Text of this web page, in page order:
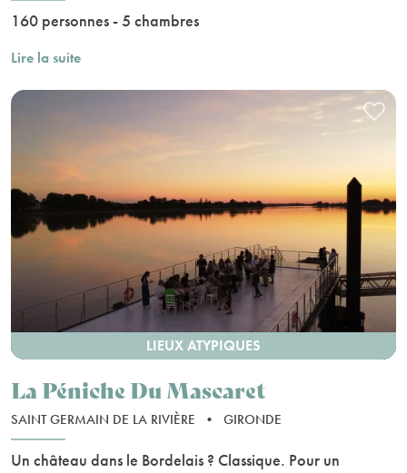
160 personnes - 5 chambres
Lire la suite
LIEUX ATYPIQUES
La Péniche Du Mascaret
SAINT GERMAIN DE LA RIVIÈRE • GIRONDE
Un château dans le Bordelais ? Classique. Pour un